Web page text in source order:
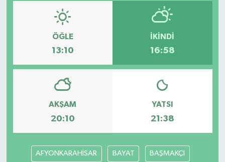
ÖĞLE
13:10
İKINDI
16:58
AKŞAM
20:10
YATSI
21:38
AFYONKARAHİSAR BAYAT BAŞMAKÇI
English News
Finans
Flaş Haber
Gayrimenkul
GENEL